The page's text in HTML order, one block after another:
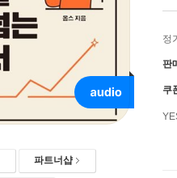
파트너샵
정
판
쿠